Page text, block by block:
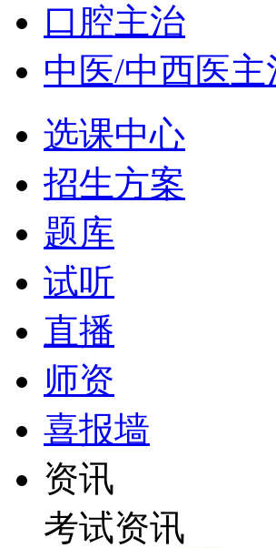
口腔主治
中医/中西医主
选课中心
招生方案
题库
试听
直播
师资
喜报墙
资讯
考试资讯